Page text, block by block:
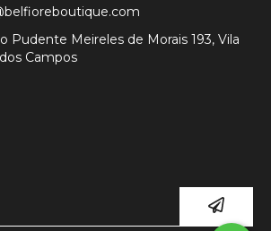
Pudente Meireles de Morais 193, Vila
Campos